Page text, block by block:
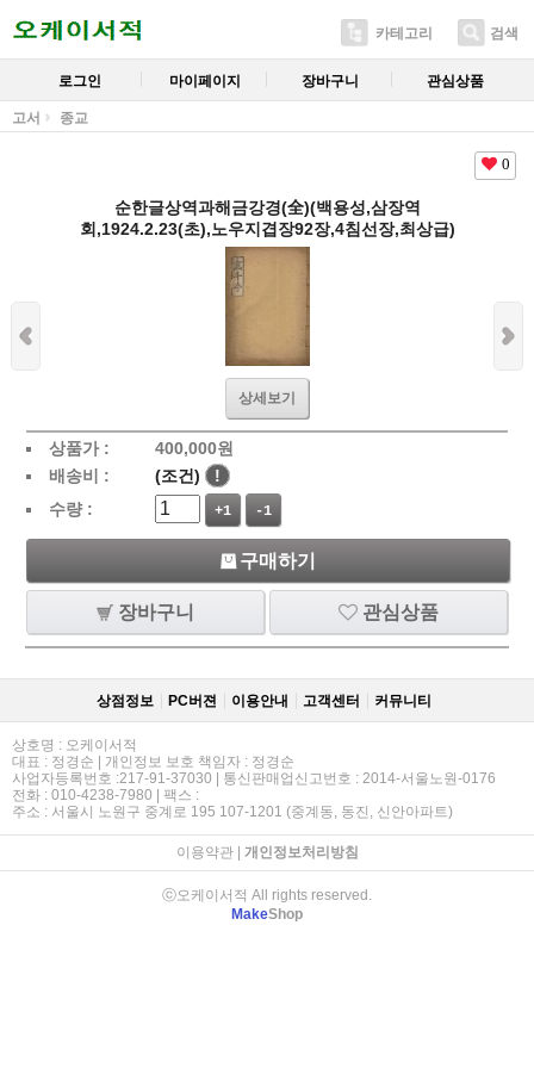
카테고리 검색
로그인 마이페이지 장바구니 관심상품
고서 종교
0
순한글상역과해금강경(全)(백용성,삼장역
회,1924.2.23(초),노우지겹장92장,4침선장,최상급)
상세보기
상품가 : 400,000원
배송비 :
(조건)
!
수량 :
+1 -1
구매하기
장바구니 관심상품
상점정보 PC버젼 이용안내 고객센터 커뮤니티
상호명 : 오케이서적
대표 : 정경순 | 개인정보 보호 책임자 : 정경순
사업자등록번호 :217-91-37030 | 통신판매업신고번호 : 2014-서울노원-0176
전화 : 010-4238-7980 | 팩스 :
주소 : 서울시 노원구 중계로 195 107-1201 (중계동, 동진, 신안아파트)
이용약관| 개인정보처리방침
ⓒ오케이서적 All rights reserved.
MakeShop